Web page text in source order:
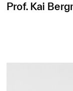
Prof. Kai